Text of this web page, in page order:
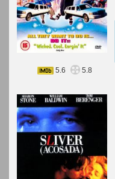
5.6
5.8